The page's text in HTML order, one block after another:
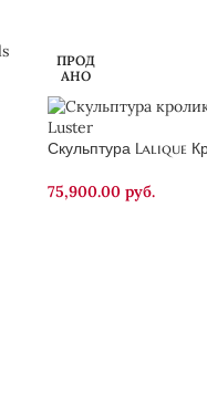
ПРОД
АНО
Скульптура Lalique
75,900.00 руб.